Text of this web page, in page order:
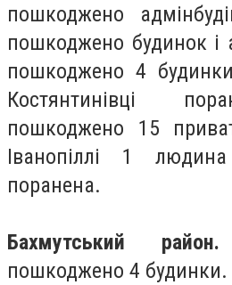
пошкоджено
пошкоджено будинок і
пошкоджено 4
Костянтинівці
пошкоджено 15
Іванопіллі 1
поранена.
Бахмутський район.
пошкоджено 4 будинки.